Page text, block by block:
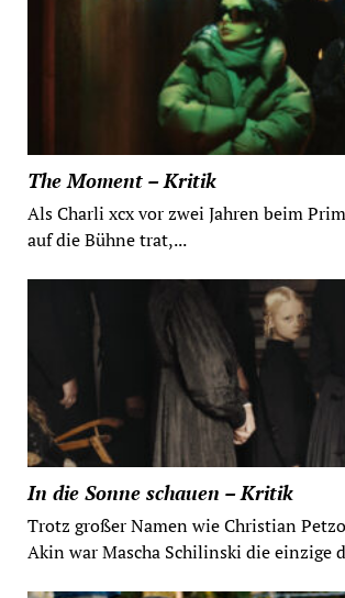
The Moment – Kritik
Als Charli xcx vor zwei Jahren beim
auf die Bühne trat,...
In die Sonne schauen – Kritik
Trotz großer Namen wie Christian
Akin war Mascha Schilinski die einzige